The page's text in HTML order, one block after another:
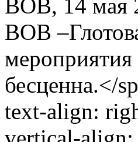
ВОВ, 14 мая
ВОВ
мероприятия
бесценна.</
text-align: